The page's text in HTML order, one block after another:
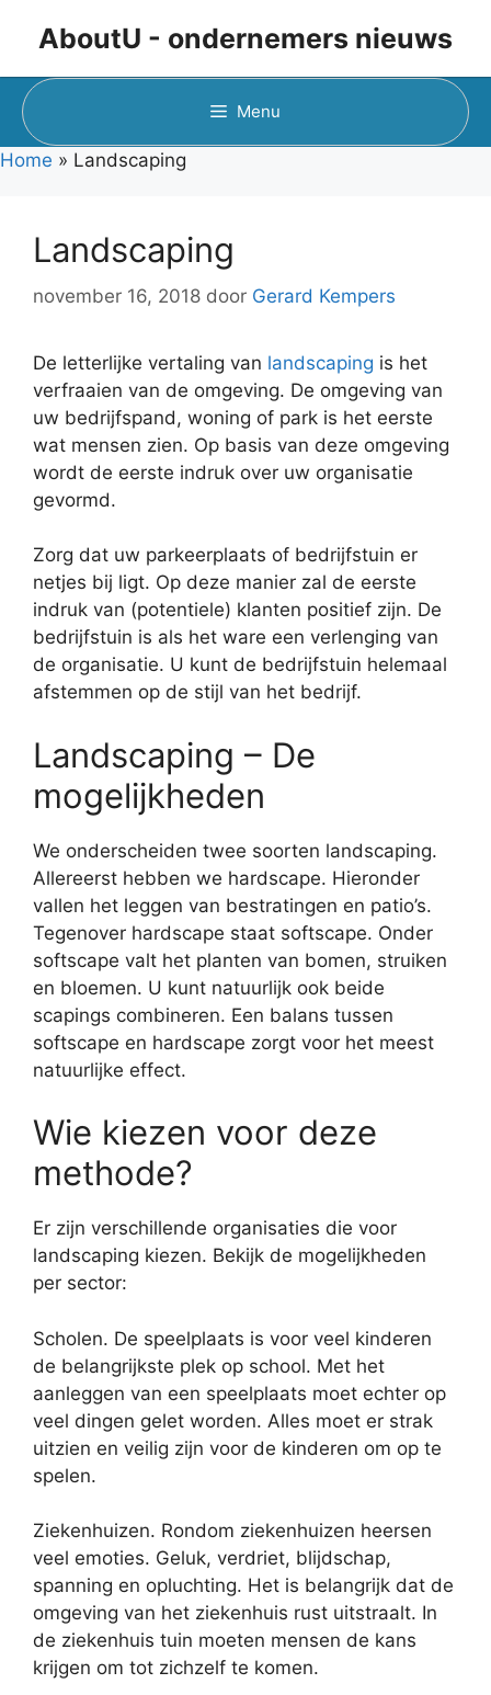
inhoud
AboutU - ondernemers nieuws
Menu
Home » Landscaping
Landscaping
november 16, 2018 door Gerard Kempers
De letterlijke vertaling van landscaping is het
verfraaien van de omgeving. De omgeving van
uw bedrijfspand, woning of park is het eerste
wat mensen zien. Op basis van deze omgeving
wordt de eerste indruk over uw organisatie
gevormd.
Zorg dat uw parkeerplaats of bedrijfstuin er
netjes bij ligt. Op deze manier zal de eerste
indruk van (potentiele) klanten positief zijn. De
bedrijfstuin is als het ware een verlenging van
de organisatie. U kunt de bedrijfstuin helemaal
afstemmen op de stijl van het bedrijf.
Landscaping – De
mogelijkheden
We onderscheiden twee soorten landscaping.
Allereerst hebben we hardscape. Hieronder
vallen het leggen van bestratingen en patio’s.
Tegenover hardscape staat softscape. Onder
softscape valt het planten van bomen, struiken
en bloemen. U kunt natuurlijk ook beide
scapings combineren. Een balans tussen
softscape en hardscape zorgt voor het meest
natuurlijke effect.
Wie kiezen voor deze
methode?
Er zijn verschillende organisaties die voor
landscaping kiezen. Bekijk de mogelijkheden
per sector:
Scholen. De speelplaats is voor veel kinderen
de belangrijkste plek op school. Met het
aanleggen van een speelplaats moet echter op
veel dingen gelet worden. Alles moet er strak
uitzien en veilig zijn voor de kinderen om op te
spelen.
Ziekenhuizen. Rondom ziekenhuizen heersen
veel emoties. Geluk, verdriet, blijdschap,
spanning en opluchting. Het is belangrijk dat de
omgeving van het ziekenhuis rust uitstraalt. In
de ziekenhuis tuin moeten mensen de kans
krijgen om tot zichzelf te komen.